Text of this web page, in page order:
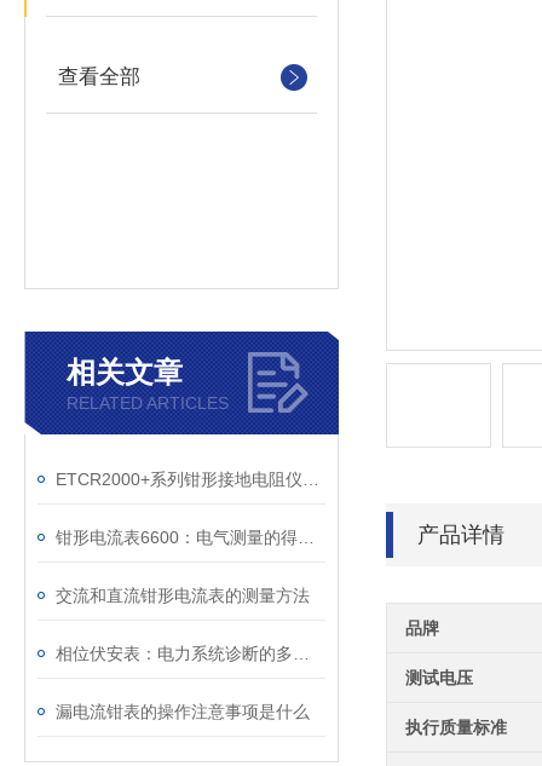
查看全部
相关文章
RELATED ARTICLES
交流和直流钳形电流表的测量方法
漏电流钳表的操作注意事项是什么
产品详情
品牌
测试电压
执行质量标准